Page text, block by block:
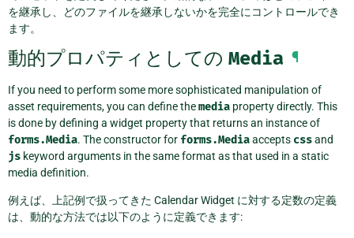
を継承し、どのファイルを継承しないかを完全にコントロールでき
ます。
動的プロパティとしての Media ¶
If you need to perform some more sophisticated manipulation of
asset requirements, you can define themedia property directly. This
is done by defining a widget property that returns an instance of
forms.Media. The constructor for forms.Mediaaccepts cssand
js keyword arguments in the same format as that used in a static
media definition.
例えば、上記例で扱ってきた Calendar Widget に対する定数の定義
は、動的な方法では以下のように定義できます: